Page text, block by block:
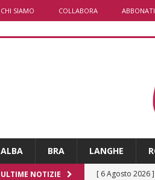
CHI SIAMO COLLABORA ABBONATI
ALBA BRA LANGHE
ULTIME NOTIZIE [ 6 Agosto 2026 ]